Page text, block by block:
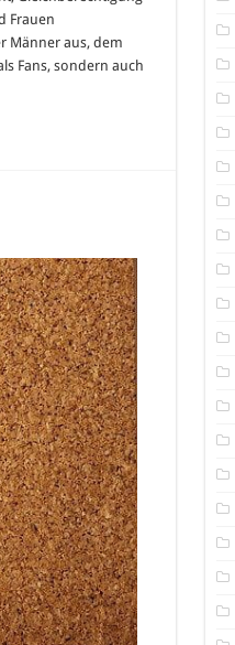
Frauen
Männer aus, dem
Fans, sondern auch